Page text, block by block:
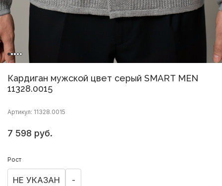
Кардиган мужской цвет серый SMART MEN
11328.0015
Артикул: 11328.0015
7 598 руб.
Рост
НЕ УКАЗАН -